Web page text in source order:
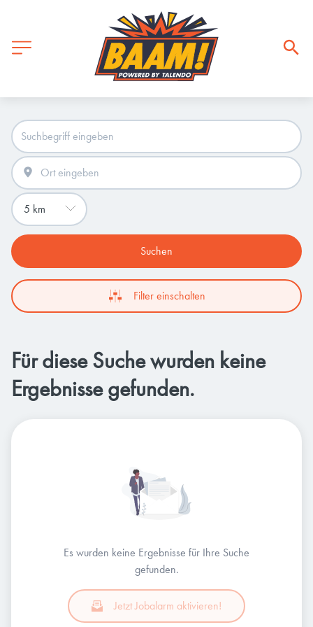
Suchen
Filter einschalten
Für diese Suche wurden keine
Ergebnisse gefunden.
Es wurden keine Ergebnisse für Ihre Suche
gefunden.
Jetzt Jobalarm aktivieren!